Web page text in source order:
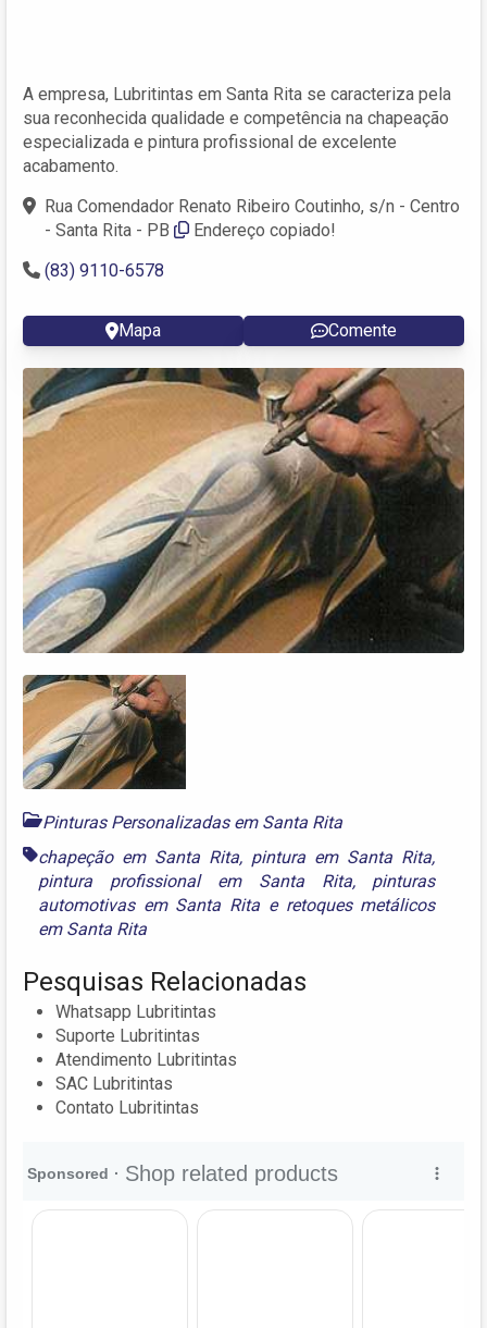
A empresa, Lubritintas em Santa Rita se caracteriza pela
sua reconhecida qualidade e competência na chapeação
especializada e pintura profissional de excelente
acabamento.
Rua Comendador Renato Ribeiro Coutinho, s/n - Centro
- Santa Rita - PB
Endereço copiado!
(83) 9110-6578
Mapa Comente
Pinturas Personalizadas em Santa Rita
chapeção em Santa Rita, pintura em Santa Rita,
pintura profissional em Santa Rita, pinturas
automotivas em Santa Rita e retoques metálicos
em Santa Rita
Pesquisas Relacionadas
Whatsapp Lubritintas
Suporte Lubritintas
Atendimento Lubritintas
SAC Lubritintas
Contato Lubritintas